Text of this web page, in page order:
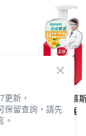
美琪抗菌洗手慕
500ml淨味防護
更新，
保留查詢，請先
。